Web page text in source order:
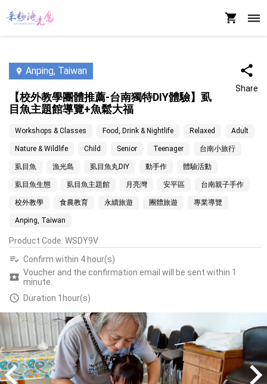
Anping, Taiwan
【校外教學團體推薦-台南獨特DIY體驗】虱
目魚主題館導覽+魚鬆大福
Share
Workshops & Classes Food, Drink & Nightlife Relaxed Adult
Nature & Wildlife Child Senior Teenager 台南小旅行
虱目魚 漁光島 虱目魚丸DIY 動手作 體驗活動
虱目魚生態 虱目魚主題館 月亮灣 安平區 台南親子手作
校外教學 食農教育 永續旅遊 團體旅遊 專業導覽
Anping, Taiwan
Product Code: WSDY9V
Confirm within 4 hour(s)
Voucher and the confirmation email will be sent within 1
minute.
Duration 1hour(s)